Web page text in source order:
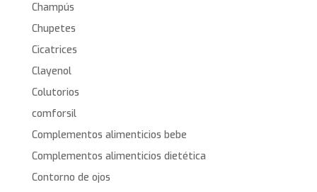
Champús
Chupetes
Cicatrices
Clayenol
Colutorios
comforsil
Complementos alimenticios bebe
Complementos alimenticios dietética
Contorno de ojos